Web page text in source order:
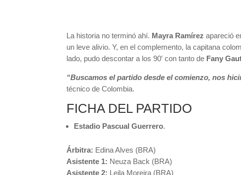
La historia no terminó ahí. Mayra Ramírez apareció
un leve alivio. Y, en el complemento, la capitana
lado, pudo descontar a los 90′ con tanto de Fany
“Buscamos el partido desde el comienzo, nos
técnico de Colombia.
FICHA DEL PARTIDO
Estadio Pascual Guerrero.
Árbitra: Edina Alves (BRA)
Asistente 1: Neuza Back (BRA)
Asistente 2: Leila Moreira (BRA)